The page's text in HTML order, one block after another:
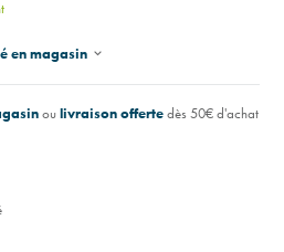
en magasin
oulivraison offertedès 50€ d'achat